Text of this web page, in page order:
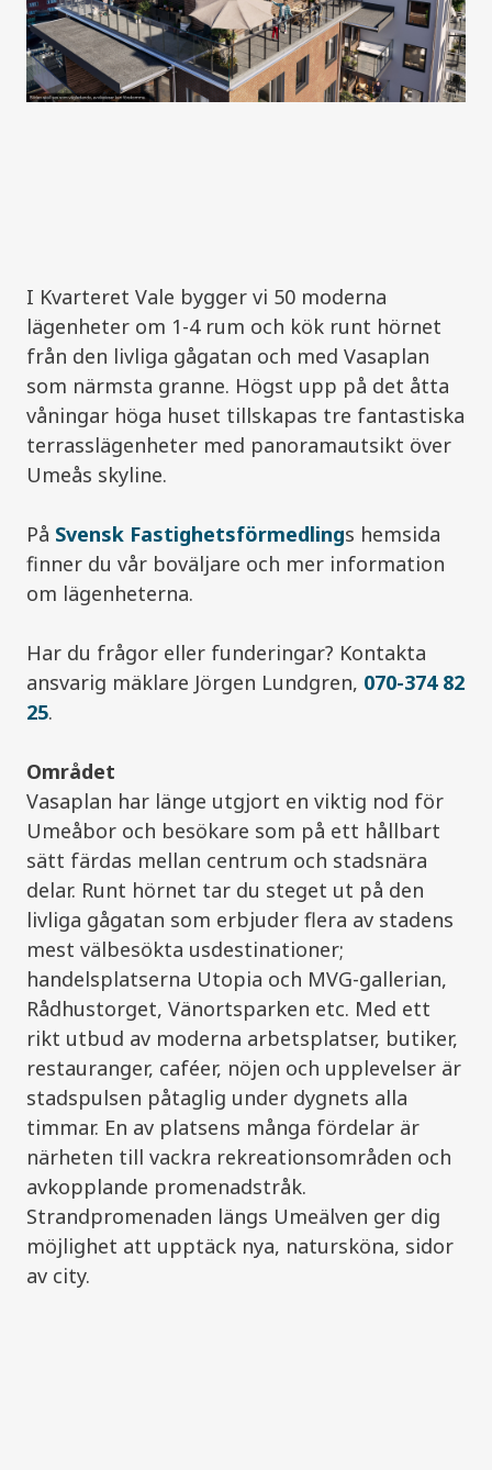
I Kvarteret Vale bygger vi 50 moderna
lägenheter om 1-4 rum och kök runt hörnet
från den livliga gågatan och med Vasaplan
som närmsta granne. Högst upp på det åtta
våningar höga huset tillskapas tre fantastiska
terrasslägenheter med panoramautsikt över
Umeås skyline.
På Svensk Fastighetsförmedlings hemsida
finner du vår boväljare och mer information
om lägenheterna.
Har du frågor eller funderingar? Kontakta
ansvarig mäklare Jörgen Lundgren, 070-374 82
25.
Området
Vasaplan har länge utgjort en viktig nod för
Umeåbor och besökare som på ett hållbart
sätt färdas mellan centrum och stadsnära
delar. Runt hörnet tar du steget ut på den
livliga gågatan som erbjuder flera av stadens
mest välbesökta usdestinationer;
handelsplatserna Utopia och MVG-gallerian,
Rådhustorget, Vänortsparken etc. Med ett
rikt utbud av moderna arbetsplatser, butiker,
restauranger, caféer, nöjen och upplevelser är
stadspulsen påtaglig under dygnets alla
timmar. En av platsens många fördelar är
närheten till vackra rekreationsområden och
avkopplande promenadstråk.
Strandpromenaden längs Umeälven ger dig
möjlighet att upptäck nya, natursköna, sidor
av city.